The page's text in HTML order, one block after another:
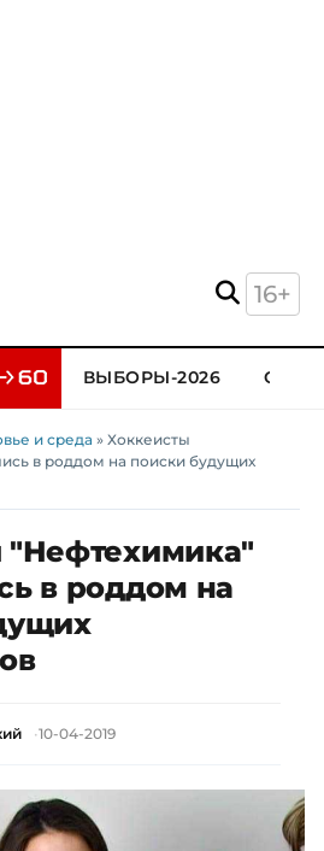
16+
ВЫБОРЫ-2026
и среда » Хоккеисты
в роддом на поиски будущих
"Нефтехимика"
в роддом на
10-04-2019